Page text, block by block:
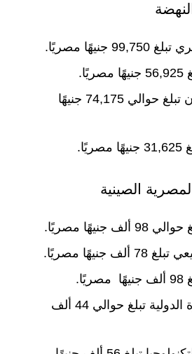
مصريًا.
كلية طب الأسنان تبلغ حوالي 74,175 جنيهًا
الصينية
جنيهًا مصريًا.
جنيهًا مصريًا.
الاقتصاد والتجارة الدولية تبلغ حوالي 44 ألف